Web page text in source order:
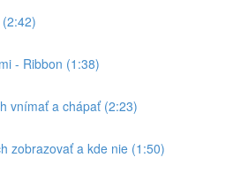
- Ribbon (1:38)
vnímať a chápať (2:23)
zobrazovať a kde nie (1:50)